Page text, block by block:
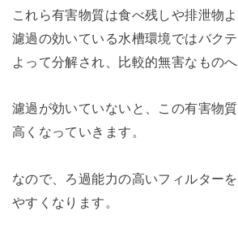
これら有害物質は食べ残しや排泄物
濾過の効いている水槽環境ではバク
よって分解され、比較的無害なもの
濾過が効いていないと、この有害物
高くなっていきます。
なので、ろ過能力の高いフィルター
やすくなります。